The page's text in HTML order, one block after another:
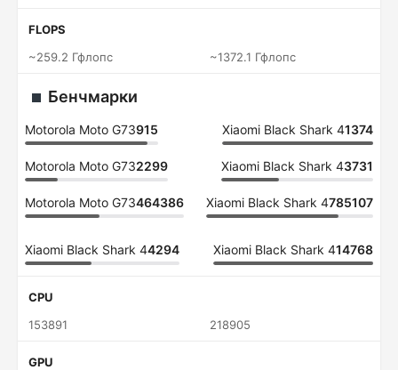
FLOPS
~259.2 Гфлопс
~1372.1 Гфлопс
Бенчмарки
Motorola Moto G73915 Xiaomi Black Shark 41374
Motorola Moto G732299 Xiaomi Black Shark 43731
Motorola Moto G73464386 Xiaomi Black Shark 4785107
Xiaomi Black Shark 44294 Xiaomi Black Shark 414768
CPU
153891
218905
GPU